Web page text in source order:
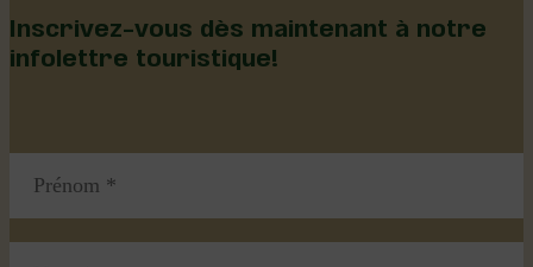
Inscrivez-vous dès maintenant à notre
infolettre touristique!